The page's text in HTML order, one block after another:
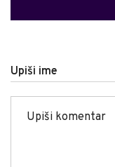
Upiši ime